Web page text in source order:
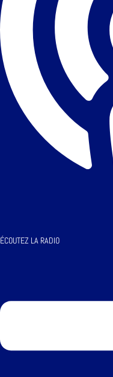
ÉCOUTEZ LA RADIO